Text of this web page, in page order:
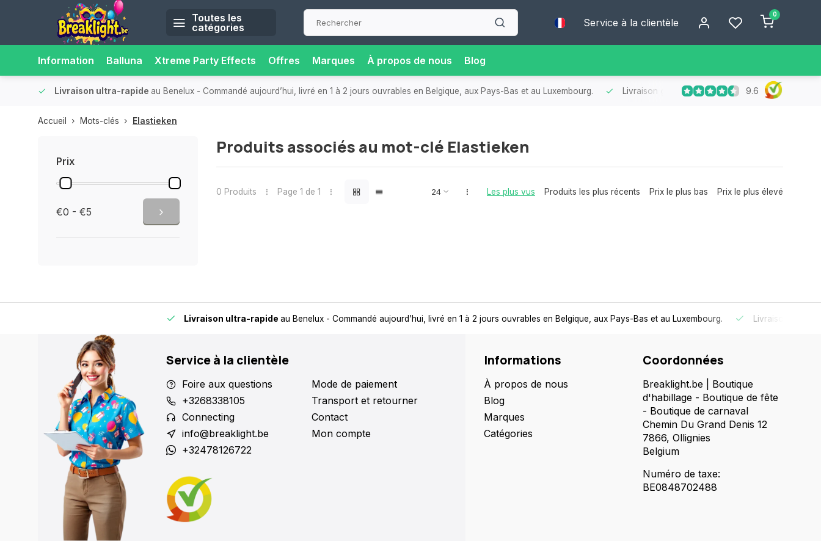
Toutes les
catégories
Service à la clientèle
0
Information Balluna Xtreme Party Effects Offres Marques À propos de nous Blog
Livraison ultra-rapide au Benelux - Commandé aujourd’hui, livré en 1 à 2 jours ouvrables en Belgique, aux Pays-Bas et au Luxembourg. Livraison gratuitedès 75 € d’achat- Profitez de
9.6
Accueil Mots-clés Elastieken
Prix
€0 - €5
Produits associés au mot-clé Elastieken
0 Produits Page 1 de 1 Les plus vus Produits les plus récents Prix le plus bas Prix le plus élevé
Livraison ultra-rapide au Benelux - Commandé aujourd’hui, livré en 1 à 2 jours ouvrables en Belgique, aux Pays-Bas et au Luxembourg. Livraison
Service à la clientèle
Foire aux questions
+3268338105
Connecting
info@breaklight.be
+32478126722
Mode de paiement
Transport et retourner
Contact
Mon compte
Informations
À propos de nous
Blog
Marques
Catégories
Coordonnées
Breaklight.be | Boutique
d'habillage - Boutique de fête
- Boutique de carnaval
Chemin Du Grand Denis 12
7866, Ollignies
Belgium
Numéro de taxe:
BE0848702488